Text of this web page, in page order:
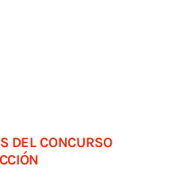
DEL CONCURSO